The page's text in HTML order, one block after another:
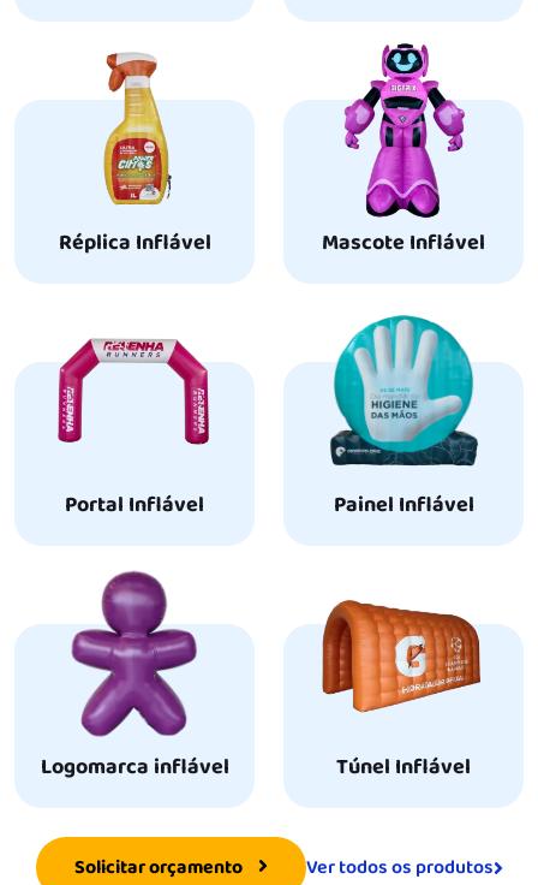
Réplica Inflável Mascote Inflável
Portal Inflável Painel Inflável
Logomarca inflável Túnel Inflável
Solicitar orçamento Ver todos os produtos